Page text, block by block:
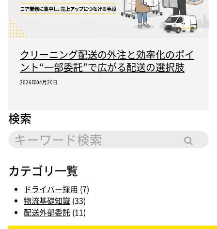
クリーニング配送の外注と効率化のポイ
ント“一部委託”で広がる配送の選択肢
2026年04月20日
検索
カテゴリ一覧
ドライバー採用 (7)
物流基礎知識 (33)
配送外部委託 (11)